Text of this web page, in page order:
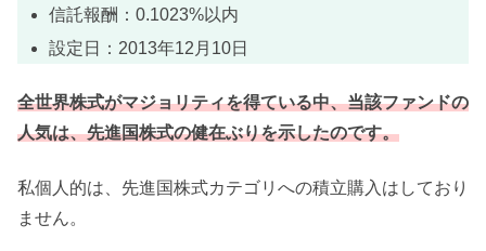
信託報酬：0.1023%以内
設定日：2013年12月10日
全世界株式がマジョリティを得ている中、当該ファンドの
人気は、先進国株式の健在ぶりを示したのです。
私個人的は、先進国株式カテゴリへの積立購入はしており
ません。